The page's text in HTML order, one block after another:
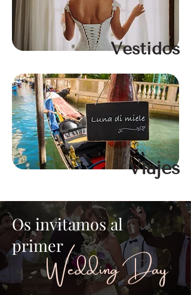
Vestidos
Viajes
Os invitamos al
primerWedding Day